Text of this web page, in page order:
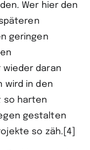
Wer hier den
geringen
wieder daran
wird in den
so harten
gestalten
so zäh.[4]